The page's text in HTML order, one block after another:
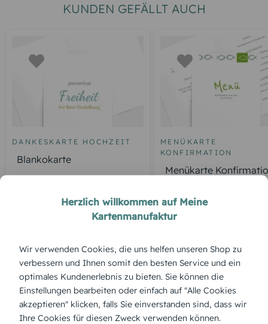
KUNDEN GEFÄLLT AUCH
DANKESKARTE HOCHZEIT
Blankokarte
MENÜKARTE
KONFIRMATION
Menükarte
Produktbeschreibung
Nicht nur für Konfirmationen gedacht: „Flächig schön“ setzt
auf reduzierte Gestaltung mit klarer Linie – eine moderne
Menükarte, die sich für stilvolle Hochzeitsfeste eignet.
Bearbeitet sie frei mit euren Texten und Bildern.
Herzlich willkommen auf Meine
Kartenmanufaktur
Wir verwenden Cookies, die uns helfen unseren Shop zu
verbessern und Ihnen somit den besten Service und ein
optimales Kundenerlebnis zu bieten. Sie können die
Einstellungen bearbeiten oder einfach auf "Alle Cookies
akzeptieren" klicken, falls Sie einverstanden sind, dass wir
Ihre Cookies für diesen Zweck verwenden können.